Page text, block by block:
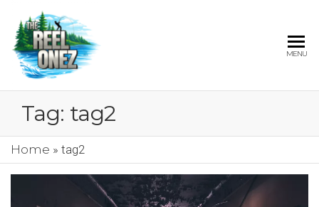
ONEZ
OFFICIAL
MENU
Tag: tag2
Home » tag2